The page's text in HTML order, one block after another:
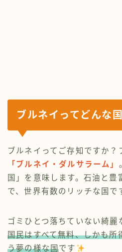
ブルネイってどんな
ブルネイってご存知ですか？
「ブルネイ・ダルサラーム」
国」を意味します。石油と豊
で、世界有数のリッチな国で
ゴミひとつ落ちていない綺麗
国民はすべて無料、しかも所
う夢の様な国です